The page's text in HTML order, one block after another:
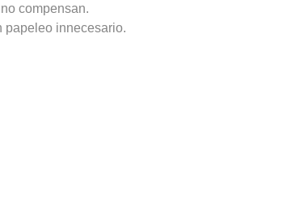
compensan.
papeleo innecesario.